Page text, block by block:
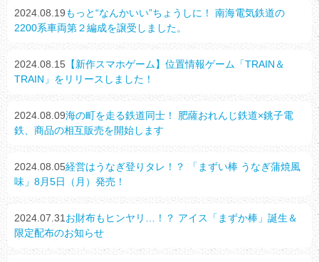
2024.08.19もっと“なんかいい”ちょうしに！ 南海電気鉄道の
2200系車両第２編成を譲受しました。
2024.08.15 【新作スマホゲーム】位置情報ゲーム「TRAIN＆
TRAIN」をリリースしました！
2024.08.09海の町を走る鉄道同士！ 肥薩おれんじ鉄道×銚子電
鉄、商品の相互販売を開始します
2024.08.05経営はうなぎ登りタレ！？ 「まずい棒 うなぎ蒲焼風
味」8月5日（月）発売！
2024.07.31 お財布もヒンヤリ…！？ アイス「まずか棒」誕生＆
限定配布のお知らせ